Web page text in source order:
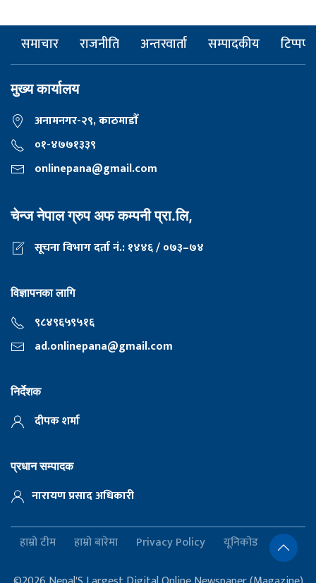
समाचार राजनीति अन्तरवार्ता सम्पादकीय टिप्पणी
मुख्य कार्यालय
अनामनगर-२९, काठमाडाैँ
०१-४७७१३३९
onlinepana@gmail.com
चेन्ज नेपाल ग्रुप अफ कम्पनी प्रा.लि,
सूचना विभाग दर्ता नं.: १४४६ / ०७३–७४
विज्ञापनका लागि
९८४९६५९५१६
ad.onlinepana@gmail.com
निर्देशक
दीपक शर्मा
प्रधान सम्पादक
नारायण प्रसाद अधिकारी
हाम्रो टीम हाम्रो बारेमा Privacy Policy यूनिकोड